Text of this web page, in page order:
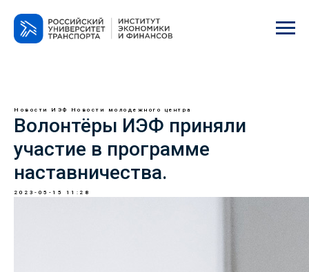
Новости ИЭФ Новости молодежного центра
Волонтёры ИЭФ приняли
участие в программе
наставничества.
2023-05-15 11:28